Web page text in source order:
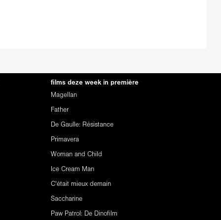
films deze week in première
Magellan
Father
De Gaulle: Résistance
Primavera
Woman and Child
Ice Cream Man
C'était mieux demain
Saccharine
Paw Patrol: De Dinofilm